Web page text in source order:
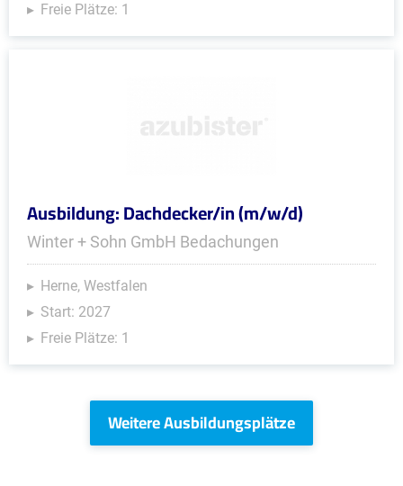
Freie Plätze: 1
Ausbildung: Dachdecker/in (m/w/d)
Winter + Sohn GmbH Bedachungen
Herne, Westfalen
Start: 2027
Freie Plätze: 1
Weitere Ausbildungsplätze